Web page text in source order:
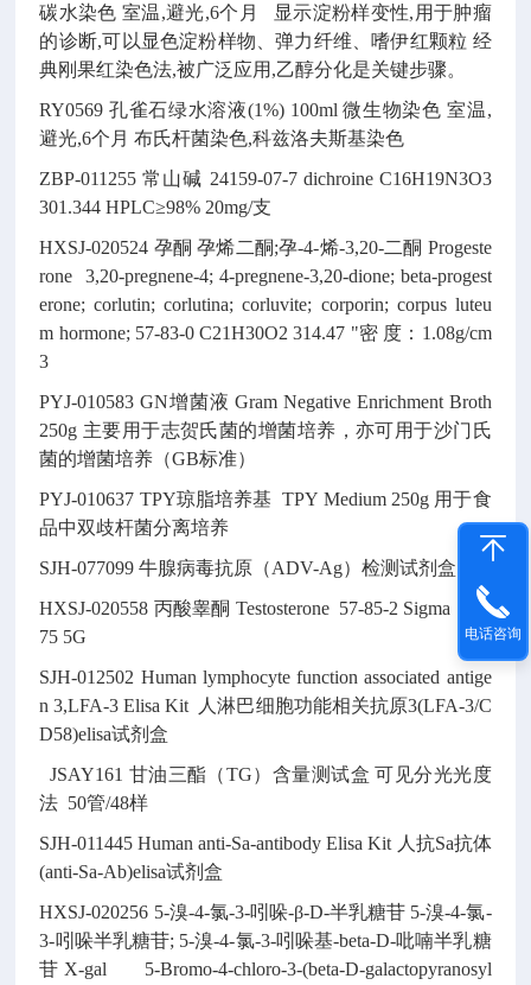
碳水染色 室温,避光,6个月
显示淀粉样变性,用于肿瘤
的诊断,可以显色淀粉样物、弹力纤维、嗜伊红颗粒 经
典刚果红染色法,被广泛应用,乙醇分化是关键步骤。
RY0569 孔雀石绿水溶液(1%) 100ml 微生物染色 室温,
避光,6个月 布氏杆菌染色,科兹洛夫斯基染色
ZBP-011255 常山碱 24159-07-7 dichroine C16H19N3O3
301.344 HPLC≥98% 20mg/支
HXSJ-020524 孕酮孕烯二酮;孕-4-烯-3,20-二酮 Progeste
rone
3,20-pregnene-4; 4-pregnene-3,20-dione; beta-progest
erone; corlutin; corlutina; corluvite; corporin; corpus luteu
m hormone; 57-83-0 C21H30O2 314.47 "密 度：1.08g/cm
3
PYJ-010583 GN增菌液 Gram Negative Enrichment Broth
250g 主要用于志贺氏菌的增菌培养，亦可用于沙门氏
菌的增菌培养（GB标准）
PYJ-010637 TPY琼脂培养基 TPY Medium 250g 用于食
品中双歧杆菌分离培养
SJH-077099 牛腺病毒抗原（ADV-Ag）检测试剂盒
HXSJ-020558 丙酸睾酮 Testosterone 57-85-2 Sigma T18
75 5G
SJH-012502 Human lymphocyte function associated antige
n 3,LFA-3 Elisa Kit
人淋巴细胞功能相关抗原3(LFA-3/C
D58)elisa试剂盒
JSAY161 甘油三酯（TG）含量测试盒 可见分光光度
法 50管/48样
SJH-011445 Human anti-Sa-antibody Elisa Kit 人抗Sa抗体
(anti-Sa-Ab)elisa试剂盒
HXSJ-020256 5-溴-4-氯-3-吲哚-β-D-半乳糖苷 5-溴-4-氯-
3-吲哚半乳糖苷; 5-溴-4-氯-3-吲哚基-beta-D-吡喃半乳糖
苷 X-gal
5-Bromo-4-chloro-3-(beta-D-galactopyranosyl
电话咨询